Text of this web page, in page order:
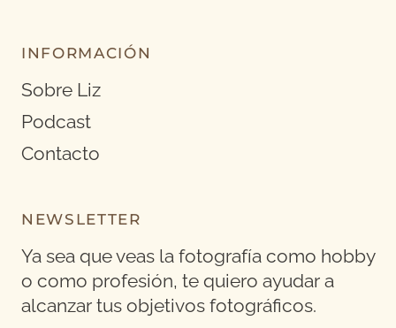
INFORMACIÓN
Sobre Liz
Podcast
Contacto
NEWSLETTER
Ya sea que veas la fotografía como hobby
o como profesión, te quiero ayudar a
alcanzar tus objetivos fotográficos.